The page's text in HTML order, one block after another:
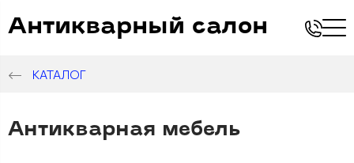
Антикварный салон
КАТАЛОГ
Антикварная мебель